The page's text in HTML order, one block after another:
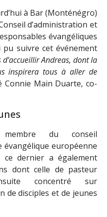
à Bar (Monténégro)
d’administration et
évangéliques
suivre cet événement
Andreas, dont la
inspirera tous à aller de
Connie Main Duarte, co-
du conseil
évangélique européenne
ce dernier a également
dont celle de pasteur
concentré sur
de disciples et de jeunes